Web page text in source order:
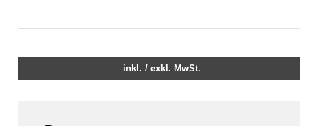
inkl. / exkl. MwSt.